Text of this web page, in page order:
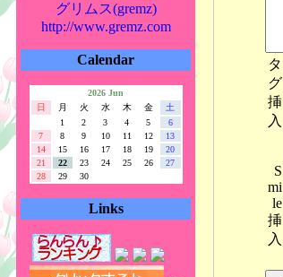
グリムス(gremz)
http://www.gremz.com
Calendar
2026 Jun
日
月 火 水 木 金
土
1
2 3 4 5
6
7
8 9 10 11 12
13
14
15 16 17 18 19
20
21
22 23 24 25 26
27
28
29 30
Links
タ
グ
挿
入
S
mi
le
挿
入